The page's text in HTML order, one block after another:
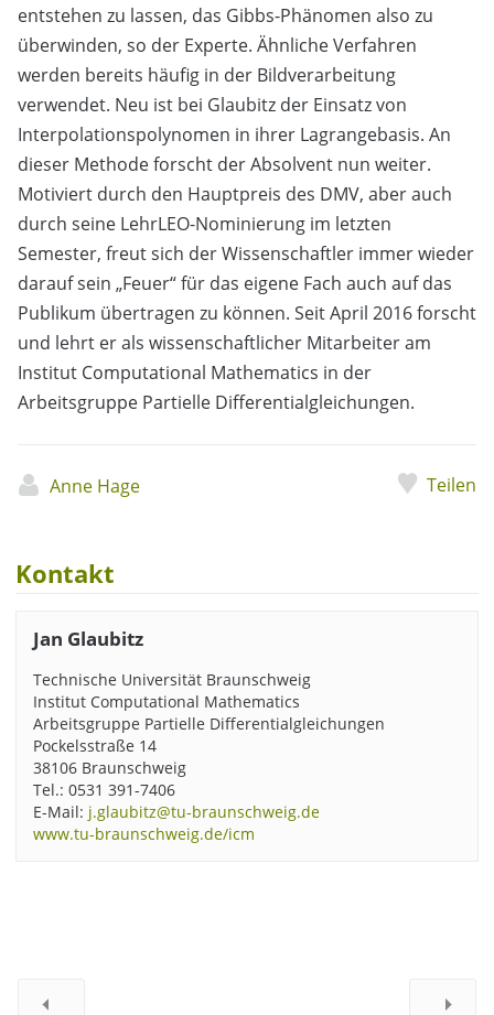
entstehen zu lassen, das Gibbs-Phänomen also zu
überwinden, so der Experte. Ähnliche Verfahren
werden bereits häufig in der Bildverarbeitung
verwendet. Neu ist bei Glaubitz der Einsatz von
Interpolationspolynomen in ihrer Lagrangebasis. An
dieser Methode forscht der Absolvent nun weiter.
Motiviert durch den Hauptpreis des DMV, aber auch
durch seine LehrLEO-Nominierung im letzten
Semester, freut sich der Wissenschaftler immer wieder
darauf sein „Feuer“ für das eigene Fach auch auf das
Publikum übertragen zu können. Seit April 2016 forscht
und lehrt er als wissenschaftlicher Mitarbeiter am
Institut Computational Mathematics in der
Arbeitsgruppe Partielle Differentialgleichungen.
Anne Hage Teilen
Kontakt
Jan Glaubitz
Technische Universität Braunschweig
Institut Computational Mathematics
Arbeitsgruppe Partielle Differentialgleichungen
Pockelsstraße 14
38106 Braunschweig
Tel.: 0531 391-7406
E-Mail: j.glaubitz@tu-braunschweig.de
www.tu-braunschweig.de/icm